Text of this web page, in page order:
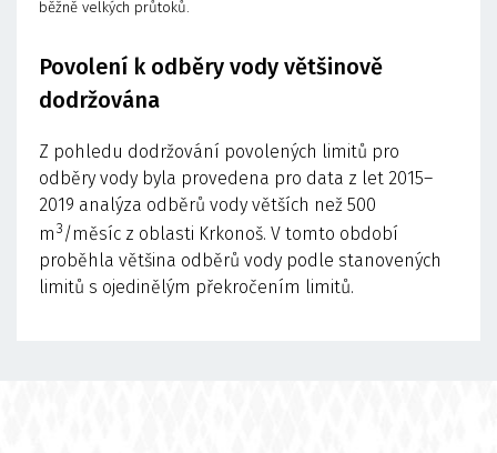
běžně velkých průtoků.
Povolení k odběry vody většinově
dodržována
Z pohledu dodržování povolených limitů pro
odběry vody byla provedena pro data z let 2015–
2019 analýza odběrů vody větších než 500
m3/měsíc z oblasti Krkonoš. V tomto období
proběhla většina odběrů vody podle stanovených
limitů s ojedinělým překročením limitů.